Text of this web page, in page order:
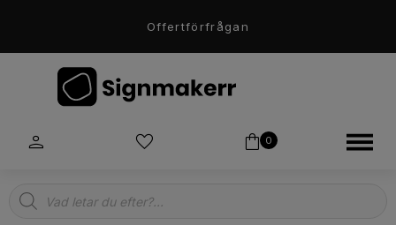
Offertförfrågan
0
Products
search